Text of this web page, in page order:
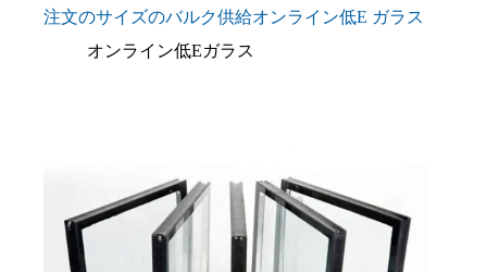
注文のサイズのバルク供給オンライン低E ガラス
オンライン低Eガラス